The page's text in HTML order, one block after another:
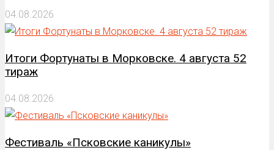
04.08.2026
Итоги Фортунаты в Морковске. 4 августа 52
тираж
04.08.2026
Фестиваль «Псковские каникулы»